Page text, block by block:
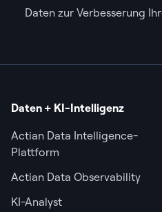
Daten zur Verbesserung
Daten + KI-Intelligenz
Actian Data Intelligence-
Plattform
Actian Data Observability
KI-Analyst